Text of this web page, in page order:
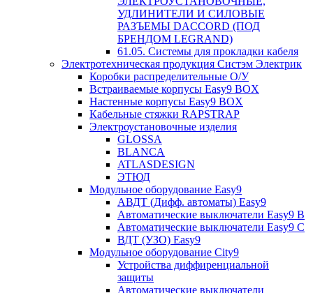
УДЛИНИТЕЛИ И СИЛОВЫЕ
РАЗЪЕМЫ DACCORD (ПОД
БРЕНДОМ LEGRAND)
61.05. Системы для прокладки кабеля
Электротехническая продукция Систэм Электрик
Коробки распределительные О/У
Встраиваемые корпусы Easy9 BOX
Настенные корпусы Easy9 BOX
Кабельные стяжки RAPSTRAP
Электроустановочные изделия
GLOSSA
BLANCA
ATLASDESIGN
ЭТЮД
Модульное оборудование Easy9
АВДТ (Дифф. автоматы) Easy9
Автоматические выключатели Easy9 В
Автоматические выключатели Easy9 С
ВДТ (УЗО) Easy9
Модульное оборудование City9
Устройства диффиренциальной
защиты
Автоматические выключатели